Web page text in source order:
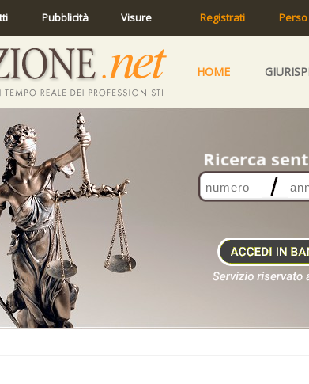
Pubblicità Visure Registrati
HOME